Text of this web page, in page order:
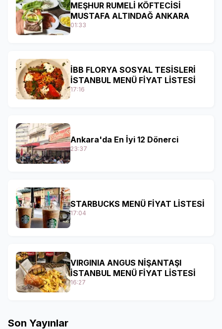
MEŞHUR RUMELİ KÖFTECİSİ
MUSTAFA ALTINDAĞ ANKARA
01:33
İBB FLORYA SOSYAL TESİSLERİ
İSTANBUL MENÜ FİYAT LİSTESİ
17:16
Ankara'da En İyi 12 Dönerci
23:37
STARBUCKS MENÜ FİYAT LİSTESİ
17:04
VIRGINIA ANGUS NİŞANTAŞI
İSTANBUL MENÜ FİYAT LİSTESİ
16:27
Son Yayınlar